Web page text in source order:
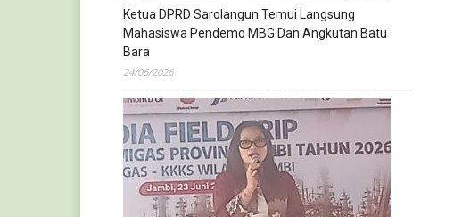
Ketua DPRD Sarolangun Temui Langsung
Mahasiswa Pendemo MBG Dan Angkutan Batu
Bara
24/06/2026